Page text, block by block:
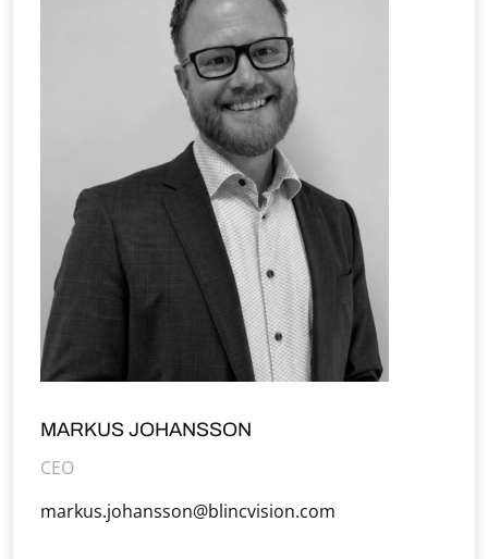
MARKUS JOHANSSON
CEO
markus.johansson@blincvision.com